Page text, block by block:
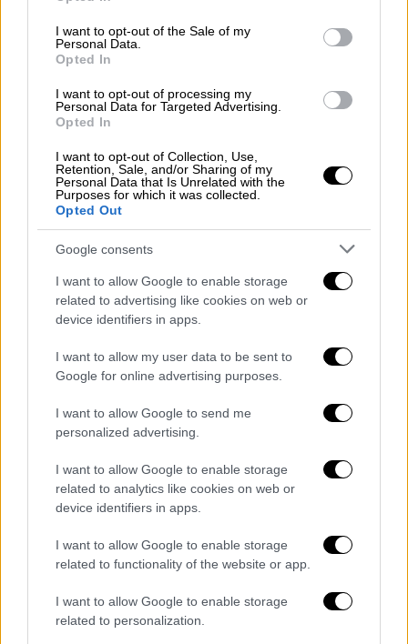
use your data for below specified purposes in below Google
consent section.
I want to opt-out of the Sale of my
Personal Data.
Opted In
I want to opt-out of processing my
Personal Data for Targeted Advertising.
Opted In
I want to opt-out of Collection, Use,
Retention, Sale, and/or Sharing of my
Personal Data that Is Unrelated with the
Purposes for which it was collected.
Opted Out
Google consents
I want to allow Google to enable storage
related to advertising like cookies on web or
device identifiers in apps.
I want to allow my user data to be sent to
Google for online advertising purposes.
I want to allow Google to send me
personalized advertising.
I want to allow Google to enable storage
related to analytics like cookies on web or
device identifiers in apps.
I want to allow Google to enable storage
related to functionality of the website or app.
I want to allow Google to enable storage
related to personalization.
παπούτσια, η διάσημη
ελάχιστες κινήσεις πάνω στη σκηνή, ενώ
δίπλα της βρίσκεται ένας χορευτής.
«Πονάει πάντα έτσι; Ρωτάω ειλικρινά»
έγραψε ένας χρήστης, «Θεέ μου, είναι καλά
αναρωτήθηκε ένας άλλος, «τι συμβαίνει εδώ;
Έτσι εμφανίστηκε στη σκηνή ή είναι από τις
πρόβες;» διερωτήθηκε ένας τρίτος, «δεν